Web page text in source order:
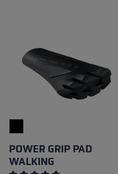
POWER GRIP PAD
WALKING